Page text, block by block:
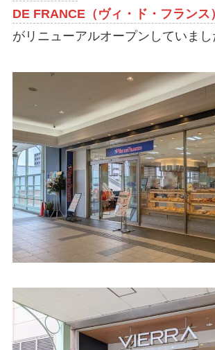
DE FRANCE（ヴィ・ド・フランス
がリニューアルオープンしていまし